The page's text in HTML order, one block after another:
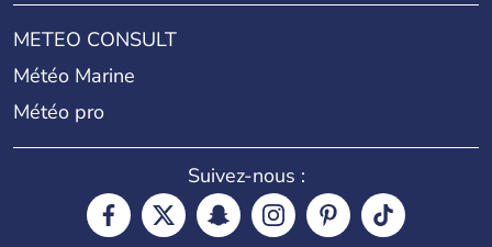
METEO CONSULT
Météo Marine
Météo pro
Suivez-nous :